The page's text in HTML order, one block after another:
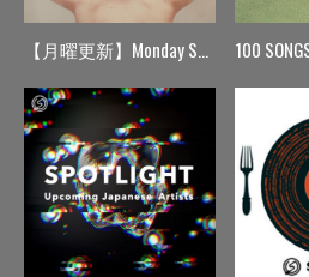
【月曜更新】Monday Spin 100